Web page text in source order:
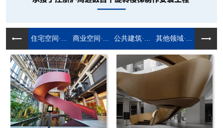
住宅空间·... 商业空间·... 公共建筑·... 其他领域·...